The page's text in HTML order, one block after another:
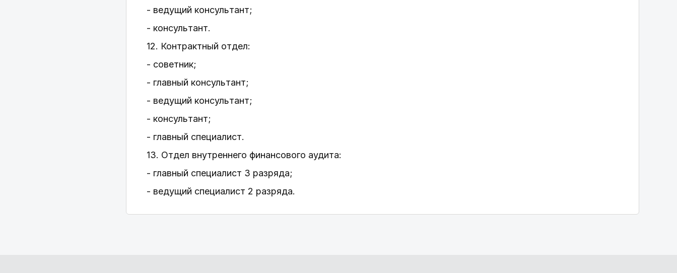
- ведущий консультант;
- консультант.
12. Контрактный отдел:
- советник;
- главный консультант;
- ведущий консультант;
- консультант;
- главный специалист.
13. Отдел внутреннего финансового аудита:
- главный специалист 3 разряда;
- ведущий специалист 2 разряда.